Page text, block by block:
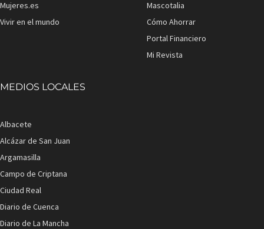
Mujeres.es
Vivir en el mundo
Mascotalia
Cómo Ahorrar
Portal Financiero
Mi Revista
MEDIOS LOCALES
Albacete
Alcázar de San Juan
Argamasilla
Campo de Criptana
Ciudad Real
Diario de Cuenca
Diario de La Mancha